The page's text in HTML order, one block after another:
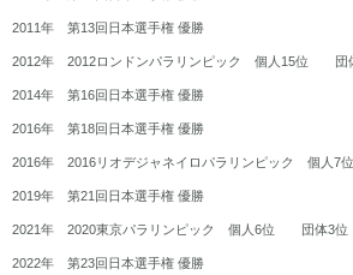
2011年 第13回日本選手権 優勝
2012年 2012ロンドンパラリンピック 個人15位 団
2014年 第16回日本選手権 優勝
2016年 第18回日本選手権 優勝
2016年 2016リオデジャネイロパラリンピック 個人7
2019年 第21回日本選手権 優勝
2021年 2020東京パラリンピック 個人6位 団体3位
2022年 第23回日本選手権 優勝